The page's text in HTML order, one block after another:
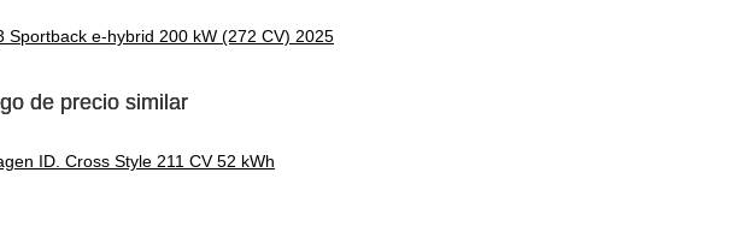
Sportback e-hybrid 200 kW (272 CV) 2025
de precio similar
ID. Cross Style 211 CV 52 kWh